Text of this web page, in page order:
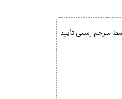
مترجم رسمی تأیید